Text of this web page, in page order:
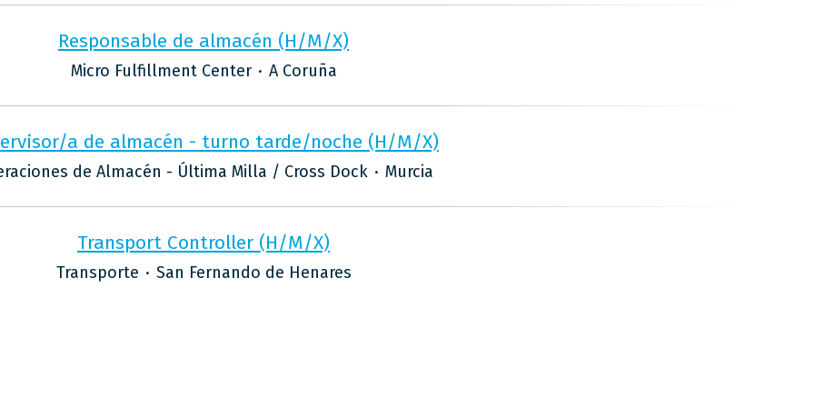
Responsable de almacén (H/M/X)
Micro Fulfillment Center · A Coruña
a de almacén - turno tarde/noche (H/M/X)
de Almacén - Última Milla / Cross Dock · Murcia
Transport Controller (H/M/X)
Transporte · San Fernando de Henares